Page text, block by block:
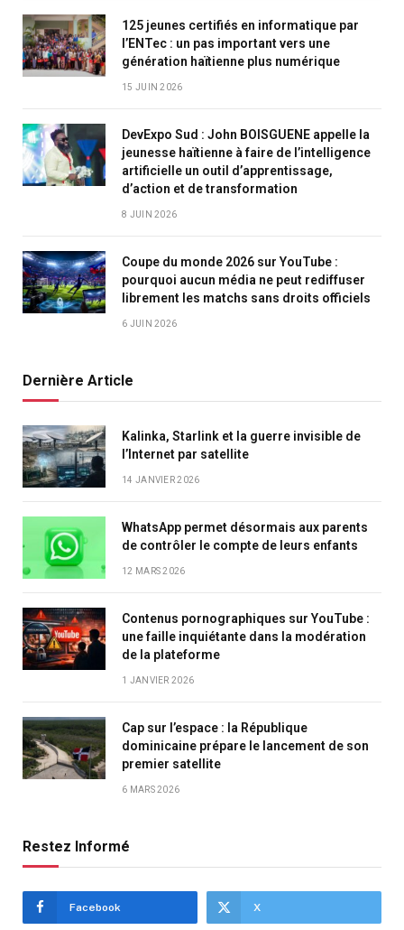
125 jeunes certifiés en informatique par
l’ENTec : un pas important vers une
génération haïtienne plus numérique
15 JUIN 2026
DevExpo Sud : John BOISGUENE appelle la
jeunesse haïtienne à faire de l’intelligence
artificielle un outil d’apprentissage,
d’action et de transformation
8 JUIN 2026
Coupe du monde 2026 sur YouTube :
pourquoi aucun média ne peut rediffuser
librement les matchs sans droits officiels
6 JUIN 2026
Dernière Article
Kalinka, Starlink et la guerre invisible de
l’Internet par satellite
14 JANVIER 2026
WhatsApp permet désormais aux parents
de contrôler le compte de leurs enfants
12 MARS 2026
Contenus pornographiques sur YouTube :
une faille inquiétante dans la modération
de la plateforme
1 JANVIER 2026
Cap sur l’espace : la République
dominicaine prépare le lancement de son
premier satellite
6 MARS 2026
Restez Informé
Facebook X